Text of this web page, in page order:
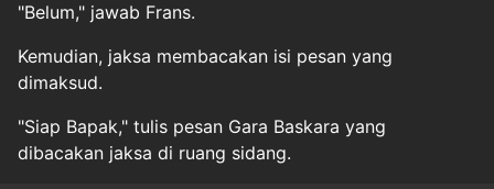
"Belum," jawab Frans.
Kemudian, jaksa membacakan isi pesan yang
dimaksud.
"Siap Bapak," tulis pesan Gara Baskara yang
dibacakan jaksa di ruang sidang.